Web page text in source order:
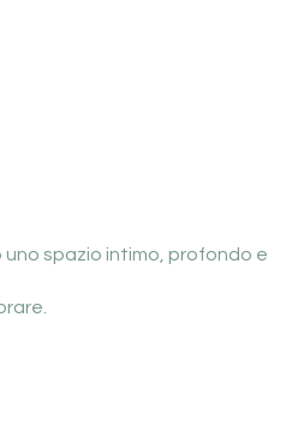
spazio intimo, profondo e